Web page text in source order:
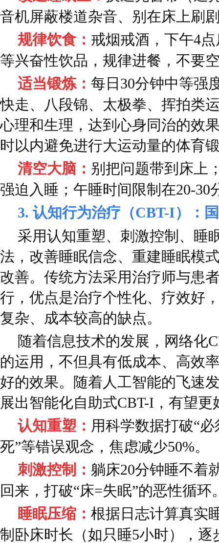
音机屏蔽楼道杂音、别在床上刷
规律饮食： 戒烟戒酒，下午4
等兴奋性饮品，规律进餐，不要
适当锻炼： 每日30分钟中等强
快走、八段锦、太极拳、挥拍类
心理和生理，达到心身同治的效
时以内避免进行大运动量的体育
清空大脑： 别把问题带到床上
强迫入睡；午睡时间限制在20-30
3. 认知行为治疗（CBT-I）：
采用认知重塑、刺激控制、睡
法，改善睡眠信念、重建睡眠模
改善。传统方法采用治疗师与患
行，优点是治疗个性化、疗效好
复杂、成本较高的缺点。
随着信息技术的发展，网络化
的运用，不但具有低成本、高效
好的效果。随着人工智能的飞速
展出智能化自助式CBT-I，有望
认知重塑： 用科学数据打破“
死”等错误观念，焦虑减少50%。
刺激控制： 躺床20分钟睡不着
回来，打破“床=失眠”的恶性循环
睡眠压缩： 根据日志计算真实
制卧床时长（如只睡5小时），逐